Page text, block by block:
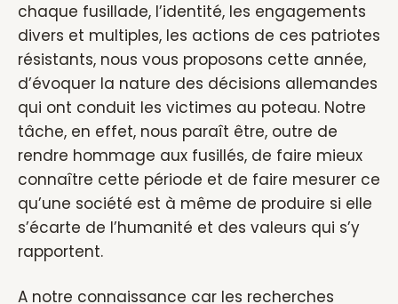
chaque fusillade, l’identité, les engagements
divers et multiples, les actions de ces patriotes
résistants, nous vous proposons cette année,
d’évoquer la nature des décisions allemandes
qui ont conduit les victimes au poteau. Notre
tâche, en effet, nous paraît être, outre de
rendre hommage aux fusillés, de faire mieux
connaître cette période et de faire mesurer ce
qu’une société est à même de produire si elle
s’écarte de l’humanité et des valeurs qui s’y
rapportent.
A notre connaissance car les recherches